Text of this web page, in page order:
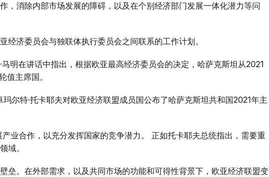
，消除内部市场发展的障碍，以及在个别经济部门发展一体化潜力等问
经济委员会与独联体执行委员会之间联系的工作计划。
明在讲话中指出，根据欧亚最高经济委员会的决定，哈萨克斯坦从2021
值主席国。
尔特·托卡耶夫对欧亚经济联盟成员国公布了哈萨克斯坦共和国2021年主
业合作，以充分发挥国家的竞争潜力。 正如托卡耶夫总统指出，需要重
域。
垒。在外部需求，以及共同市场的功能和可得性背景下，欧亚经济联盟变